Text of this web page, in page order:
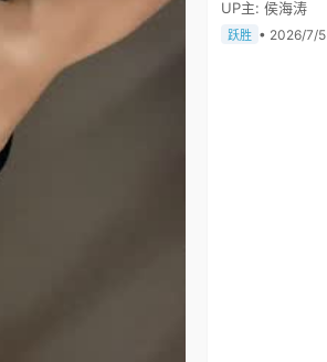
UP主: 侯海涛
跃胜 • 2026/7/5